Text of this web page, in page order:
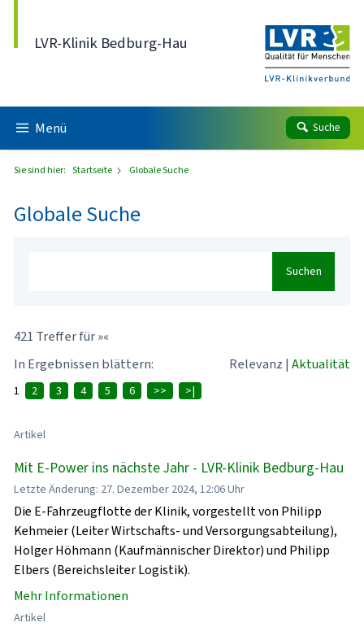
LVR-Klinik Bedburg-Hau
Menü Suche
Sie sind hier: Startseite Globale Suche
Globale Suche
Suchen
421 Treffer für »«
In Ergebnissen blättern:
Relevanz | Aktualität
1 2 3 4 5 6 >> >|
Artikel
Mit E-Power ins nächste Jahr - LVR-Klinik Bedburg-Hau
Letzte Änderung: 27. Dezember 2024, 12:06 Uhr
Die E-Fahrzeugflotte der Klinik, vorgestellt von Philipp
Kehmeier (Leiter Wirtschafts- und Versorgungsabteilung),
Holger Höhmann (Kaufmännischer Direktor) und Philipp
Elbers (Bereichsleiter Logistik).
Mehr Informationen
Artikel